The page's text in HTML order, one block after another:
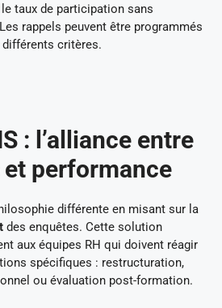
taux de participation sans
rappels peuvent être programmés
critères.
: l’alliance entre
performance
différente en misant sur la
des enquêtes. Cette solution
aux équipes RH qui doivent réagir
spécifiques : restructuration,
ou évaluation post-formation.